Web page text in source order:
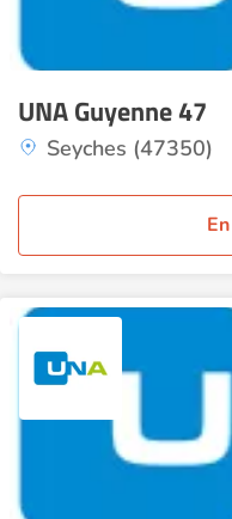
UNA Guyenne 47
Seyches (47350)